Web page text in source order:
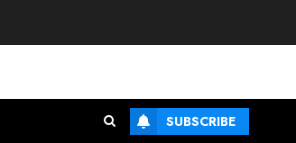
SUBSCRIBE